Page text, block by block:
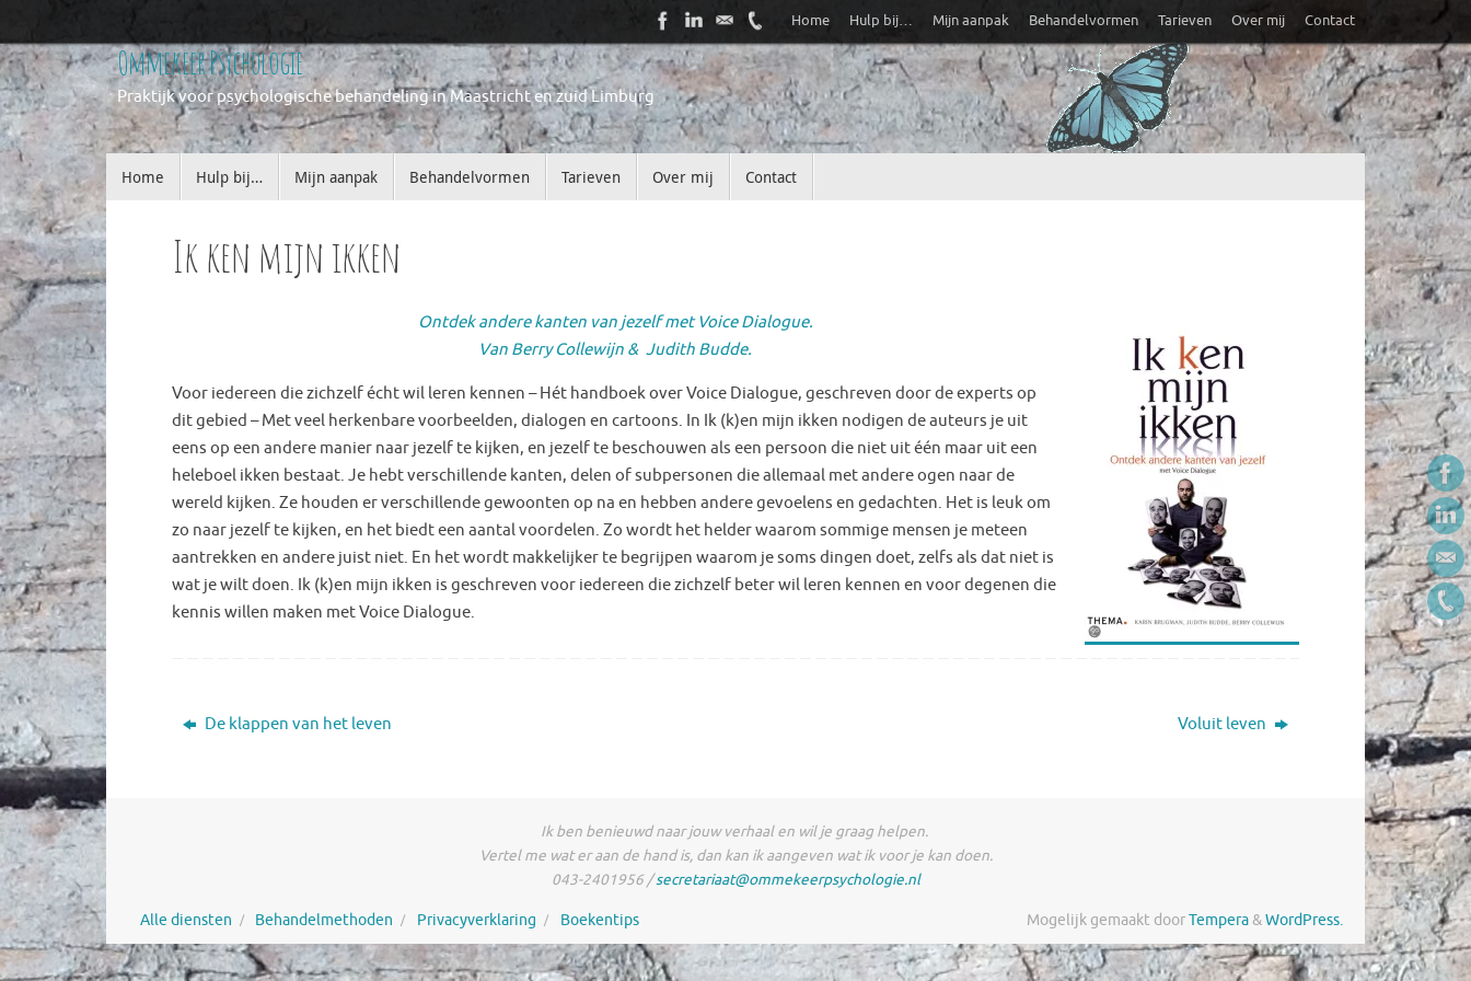
Ga
naar
de
inhoud
Home Hulp bij… Mijn aanpak Behandelvormen Tarieven Over mij Contact
Ommekeer Psychologie
Praktijk voor psychologische behandeling in Maastricht en zuid Limburg
Ga
naar
de
inhoud
Home Hulp bij… Mijn aanpak Behandelvormen Tarieven Over mij Contact
Ik ken mijn ikken
Ontdek andere kanten van jezelf metVoice Dialogue.
Van Berry Collewijn & Judith Budde.
Voor iedereen die zichzelf écht wil leren kennen – Hét handboek over Voice Dialogue, geschreven door de experts op
dit gebied – Met veel herkenbare voorbeelden, dialogen en cartoons. In Ik (k)en mijn ikken nodigen de auteurs je uit
eens op een andere manier naar jezelf te kijken, en jezelf te beschouwen als een persoon die niet uit één maar uit een
heleboel ikken bestaat. Je hebt verschillende kanten, delen of subpersonen die allemaal met andere ogen naar de
wereld kijken. Ze houden er verschillende gewoonten op na en hebben andere gevoelens en gedachten. Het is leuk om
zo naar jezelf te kijken, en het biedt een aantal voordelen. Zo wordt het helder waarom sommige mensen je meteen
aantrekken en andere juist niet. En het wordt makkelijker te begrijpen waarom je soms dingen doet, zelfs als dat niet is
wat je wilt doen. Ik (k)en mijn ikken is geschreven voor iedereen die zichzelf beter wil leren kennen en voor degenen die
kennis willen maken met Voice Dialogue.
De klappen van het leven Voluit leven
Ik ben benieuwd naar jouw verhaal en wil je graag helpen.
Vertel me wat er aan de hand is, dan kan ik aangeven wat ik voor je kan doen.
043-2401956 /secretariaat@ommekeerpsychologie.nl
Alle diensten Behandelmethoden Privacyverklaring Boekentips Mogelijk gemaakt doorTempera&WordPress.